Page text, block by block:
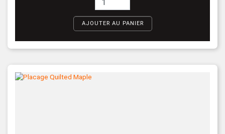
AJOUTER AU PANIER